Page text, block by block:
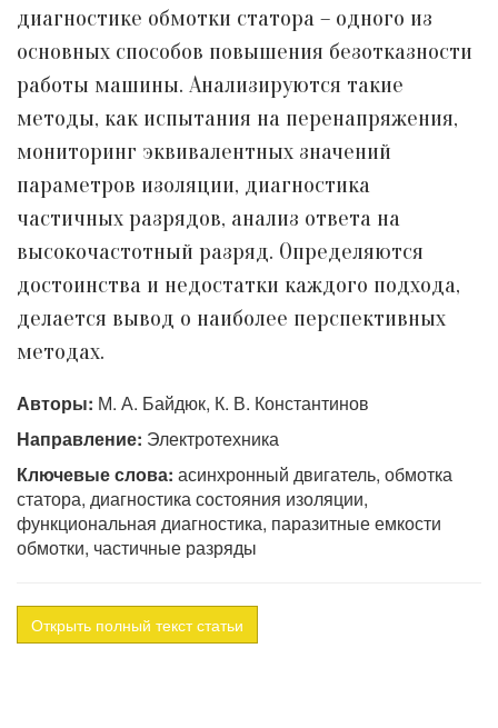
диагностике обмотки статора – одного из
основных способов повышения безотказности
работы машины. Анализируются такие
методы, как испытания на перенапряжения,
мониторинг эквивалентных значений
параметров изоляции, диагностика
частичных разрядов, анализ ответа на
высокочастотный разряд. Определяются
достоинства и недостатки каждого подхода,
делается вывод о наиболее перспективных
методах.
Авторы: М. А. Байдюк, К. В. Константинов
Направление: Электротехника
Ключевые слова: асинхронный двигатель, обмотка
статора, диагностика состояния изоляции,
функциональная диагностика, паразитные емкости
обмотки, частичные разряды
Открыть полный текст статьи